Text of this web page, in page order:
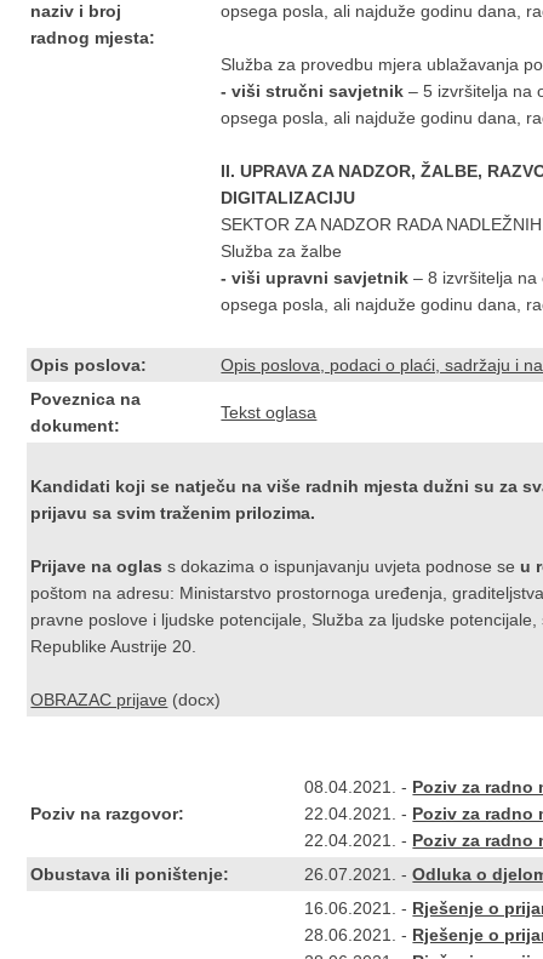
naziv i broj
radnog mjesta:
opsega posla, ali najduže godinu dana,
Služba za provedbu mjera ublažavanja
- viši stručni savjetnik – 5 izvršitelja na
opsega posla, ali najduže godinu dana,
II. UPRAVA ZA NADZOR, ŽALBE,
DIGITALIZACIJU
SEKTOR ZA NADZOR RADA
Služba za žalbe
- viši upravni savjetnik – 8 izvršitelja
opsega posla, ali najduže godinu dana ,
Opis poslova:
Opis poslova, podaci o plaći, sadržaju i
Poveznica na
dokument:
Tekst oglasa
Kandidati koji se natječu na više radnih mjesta dužni su za
prijavu sa svim traženim prilozima.
Prijave na oglas s dokazima o ispunjavanju uvjeta podnose se u
poštom na adresu: Ministarstvo prostornoga uređenja,
pravne poslove i ljudske potencijale, Služba za ljudske
Republike Austrije 20.
OBRAZAC prijave (docx)
Poziv na razgovor:
08.04.2021. - Poziv za radno
22.04.2021. - Poziv za radno
22.04.2021. - Poziv za radno
Obustava ili poništenje:
26.07.2021. -Odluka o
16.06.2021. - Rješenje o
28.06.2021. - Rješenje o